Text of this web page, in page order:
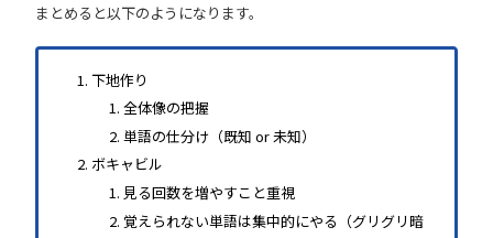
まとめると以下のようになります。
下地作り
全体像の把握
単語の仕分け（既知 or 未知）
ボキャビル
見る回数を増やすこと重視
覚えられない単語は集中的にやる（グリグリ暗